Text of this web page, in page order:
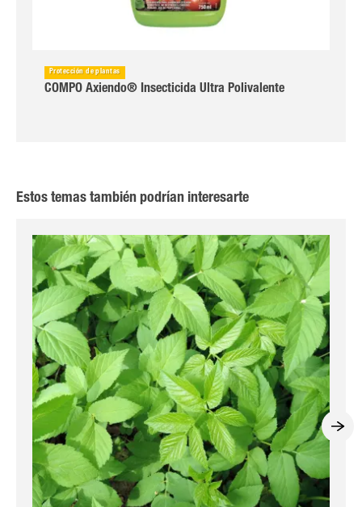
Protección de plantas
COMPO Axiendo® Insecticida Ultra Polivalente
Estos temas también podrían interesarte